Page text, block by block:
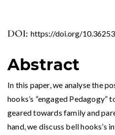
DOI: https://doi.org/
Abstract
In this paper, we analyse the
hooks’s “engaged Pedagogy”
geared towards family and
hand, we discuss bell hooks’s